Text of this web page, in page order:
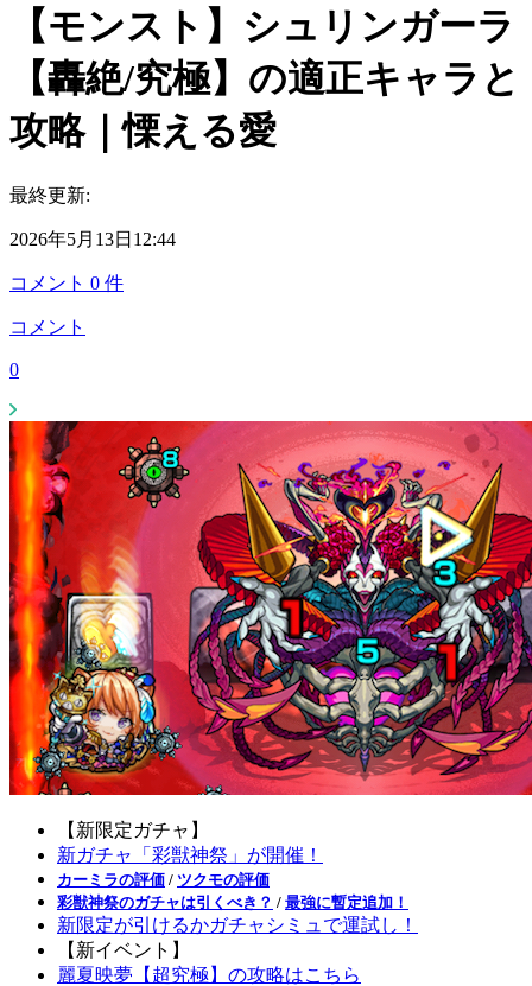
【モンスト】シュリンガーラ
【轟絶/究極】の適正キャラと
攻略｜慄える愛
最終更新:
2026年5月13日12:44
コメント 0 件
コメント
0
【新限定ガチャ】
新ガチャ「彩獣神祭」が開催！
カーミラの評価 / ツクモの評価
彩獣神祭のガチャは引くべき？ / 最強に暫定追加！
新限定が引けるかガチャシミュで運試し！
【新イベント】
麗夏映夢【超究極】の攻略はこちら